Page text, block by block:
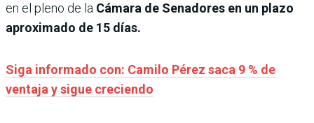
en el pleno de la Cámara de Senadores en un plazo
aproximado de 15 días.
Siga informado con: Camilo Pérez saca 9 % de
ventaja y sigue creciendo